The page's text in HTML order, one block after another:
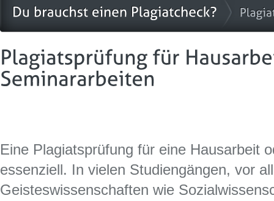
Eine Plagiatsprüfung für eine Hausarbeit
essenziell. In vielen Studiengängen, vor
Geisteswissenschaften wie